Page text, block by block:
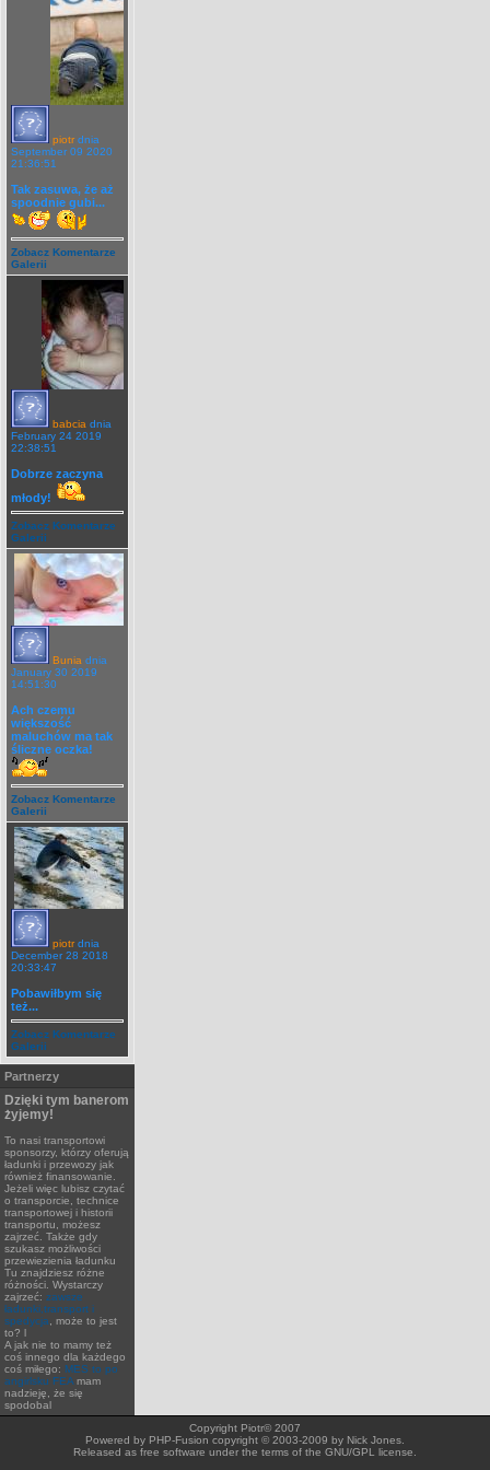
piotr dnia
September 09 2020
21:36:51
Tak zasuwa, że aż
spoodnie gubi...
Zobacz Komentarze
Galerii
babcia dnia
February 24 2019
22:38:51
Dobrze zaczyna
młody!
Zobacz Komentarze
Galerii
Bunia dnia
January 30 2019
14:51:30
Ach czemu
większość
maluchów ma tak
śliczne oczka!
Zobacz Komentarze
Galerii
piotr dnia
December 28 2018
20:33:47
Pobawiłbym się
też...
Zobacz Komentarze
Galerii
Partnerzy
Dzięki tym banerom
żyjemy!
To nasi transportowi
sponsorzy, którzy oferują
ładunki i przewozy jak
również finansowanie.
Jeżeli więc lubisz czytać
o transporcie, technice
transportowej i historii
transportu, możesz
zajrzeć. Także gdy
szukasz możliwości
przewiezienia ładunku
Tu znajdziesz różne
różności. Wystarczy
zajrzeć: zawsze
ładunki,transport i
spedycja , może to jest
to? l
A jak nie to mamy też
coś innego dla każdego
coś miłego: MES to po
angirlsku FEA mam
nadzieję, że się
spodobal
Copyright Piotr© 2007
Powered by PHP-Fusion copyright © 2003-2009 by Nick Jones.
Released as free software under the terms of the GNU/GPL license.